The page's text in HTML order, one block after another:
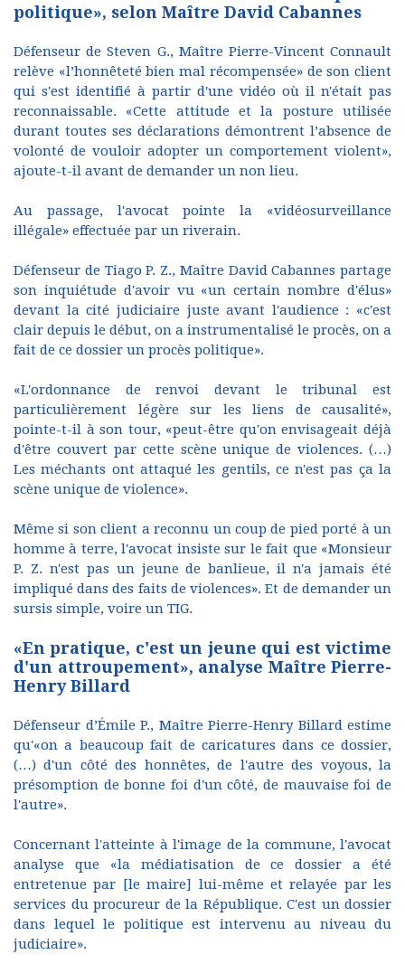
politique», selon Maître David Cabannes
Défenseur de Steven G., Maître Pierre-Vincent Connault
relève «l’honnêteté bien mal récompensée» de son client
qui s'est identifié à partir d'une vidéo où il n'était pas
reconnaissable. «Cette attitude et la posture utilisée
durant toutes ses déclarations démontrent l’absence de
volonté de vouloir adopter un comportement violent»,
ajoute-t-il avant de demander un non lieu.
Au passage, l'avocat pointe la «vidéosurveillance
illégale» effectuée par un riverain.
Défenseur de Tiago P. Z., Maître David Cabannes partage
son inquiétude d'avoir vu «un certain nombre d'élus»
devant la cité judiciaire juste avant l'audience : «c'est
clair depuis le début, on a instrumentalisé le procès, on a
fait de ce dossier un procès politique».
«L'ordonnance de renvoi devant le tribunal est
particulièrement légère sur les liens de causalité»,
pointe-t-il à son tour, «peut-être qu'on envisageait déjà
d'être couvert par cette scène unique de violences. (…)
Les méchants ont attaqué les gentils, ce n'est pas ça la
scène unique de violence».
Même si son client a reconnu un coup de pied porté à un
homme à terre, l'avocat insiste sur le fait que «Monsieur
P. Z. n'est pas un jeune de banlieue, il n'a jamais été
impliqué dans des faits de violences». Et de demander un
sursis simple, voire un TIG.
«En pratique, c'est un jeune qui est victime
d'un attroupement», analyse Maître Pierre-
Henry Billard
Défenseur d’Émile P., Maître Pierre-Henry Billard estime
qu'«on a beaucoup fait de caricatures dans ce dossier,
(…) d'un côté des honnêtes, de l'autre des voyous, la
présomption de bonne foi d'un côté, de mauvaise foi de
l'autre».
Concernant l'atteinte à l'image de la commune, l'avocat
analyse que «la médiatisation de ce dossier a été
entretenue par [le maire] lui-même et relayée par les
services du procureur de la République. C'est un dossier
dans lequel le politique est intervenu au niveau du
judiciaire».